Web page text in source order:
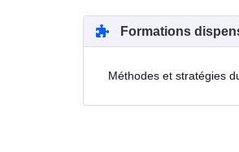
Formations
Méthodes et stratégies